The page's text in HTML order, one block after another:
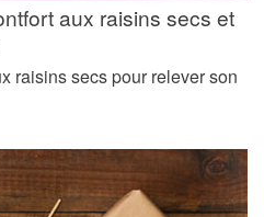
aux raisins secs et
raisins secs pour relever son